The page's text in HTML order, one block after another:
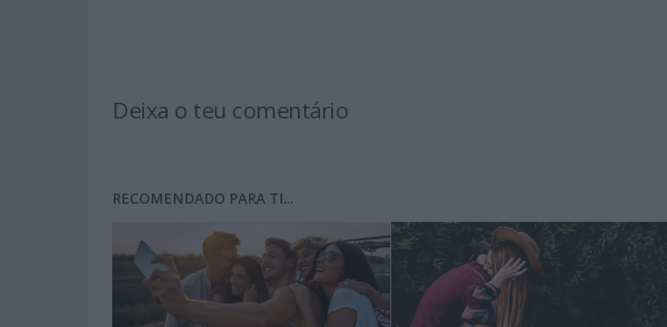
Deixa o teu comentário
RECOMENDADO PARA TI...